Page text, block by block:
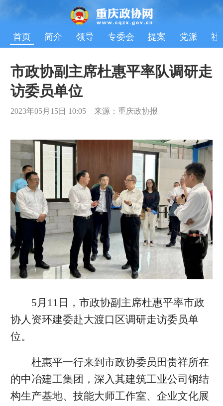
首页 简介 领导 专委会 提案 党派 社
市政协副主席杜惠平率队调研走
访委员单位
2023年05月15日 10:05 来源：重庆政协报
5月11日，市政协副主席杜惠平率市政
协人资环建委赴大渡口区调研走访委员单
位。
杜惠平一行来到市政协委员田贵祥所在
的中冶建工集团，深入其建筑工业公司钢结
构生产基地、技能大师工作室、企业文化展